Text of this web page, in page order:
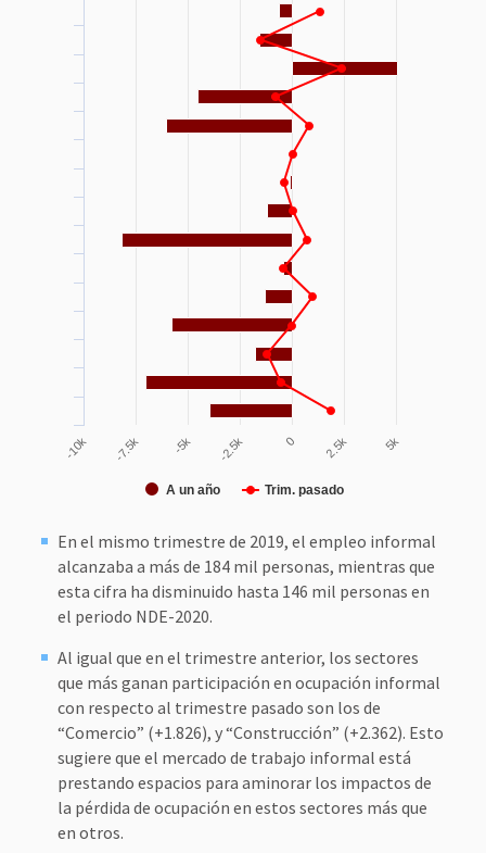
A un año Trim. pasado
-10k -7.5k -5k -2.5k 0 2.5k 5k
En el mismo trimestre de 2019, el empleo informal
alcanzaba a más de 184 mil personas, mientras que
esta cifra ha disminuido hasta 146 mil personas en
el periodo NDE-2020.
Al igual que en el trimestre anterior, los sectores
que más ganan participación en ocupación informal
con respecto al trimestre pasado son los de
“Comercio” (+1.826), y “Construcción” (+2.362). Esto
sugiere que el mercado de trabajo informal está
prestando espacios para aminorar los impactos de
la pérdida de ocupación en estos sectores más que
en otros.